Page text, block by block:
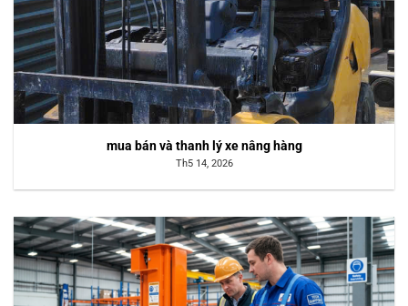
mua bán và thanh lý xe nâng hàng
Th5 14, 2026